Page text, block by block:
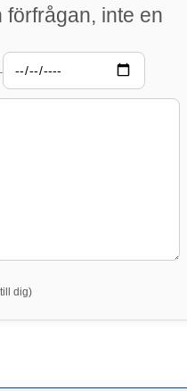
förfrågan, inte en
dig)